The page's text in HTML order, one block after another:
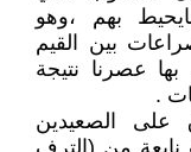
بهم ،وهو
بين القيم
بها عصرنا نتيجة
.
على الصعيدين